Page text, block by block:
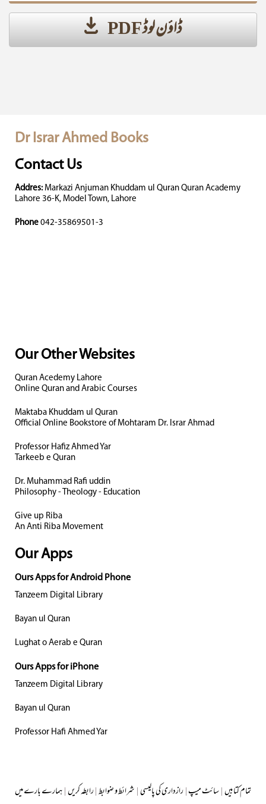
ڈاؤن لوڈ PDF
Dr Israr Ahmed Books
Contact Us
Addres: Markazi Anjuman Khuddam ul Quran Quran Academy
Lahore 36-K, Model Town, Lahore
Phone 042-35869501-3
Our Other Websites
Quran Acedemy Lahore
Online Quran and Arabic Courses
Maktaba Khuddam ul Quran
Official Online Bookstore of Mohtaram Dr. Israr Ahmad
Professor Hafiz Ahmed Yar
Tarkeeb e Quran
Dr. Muhammad Rafi uddin
Philosophy - Theology - Education
Give up Riba
An Anti Riba Movement
Our Apps
Ours Apps for Android Phone
Tanzeem Digital Library
Bayan ul Quran
Lughat o Aerab e Quran
Ours Apps for iPhone
Tanzeem Digital Library
Bayan ul Quran
Professor Hafi Ahmed Yar
ہمارے بارے میں|رابطہ کریں|شرائط و ضوابط|رازداری کی پالیسی|سائٹ میپ|تمام کتابیں